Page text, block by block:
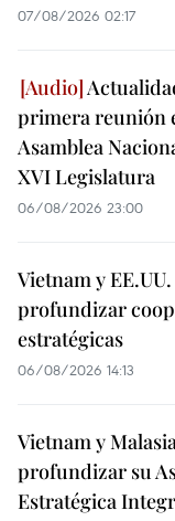
07/08/2026 02:17
primera reunión
Asamblea
XVI Legislatura
06/08/2026 23:00
Vietnam y
profundizar
estratégicas
06/08/2026 14:13
Vietnam y
profundizar su
Estratégica